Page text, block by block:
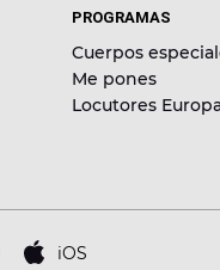
PROGRAMAS
Cuerpos
Me pones
Locutores
iOS